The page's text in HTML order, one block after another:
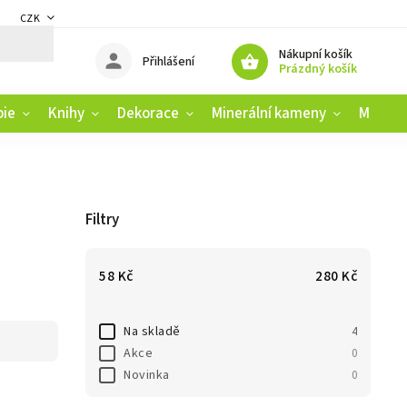
CZK
Nákupní košík
Prázdný košík
Přihlášení
Knihy Dekorace Minerální kameny
Filtry
58 Kč 280 Kč
Na skladě 4
Akce 0
Novinka 0